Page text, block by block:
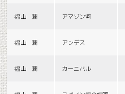
福山 潤 アマゾン河
福山 潤 アンデス
福山 潤 カーニバル